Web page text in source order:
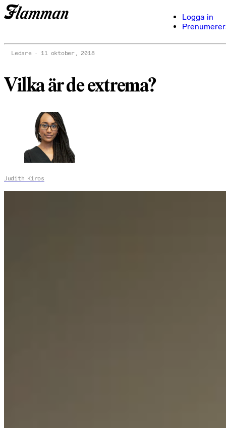
Logga in
Ledare 11 oktober, 2018
Vilka är de extrema?
Judith Kiros